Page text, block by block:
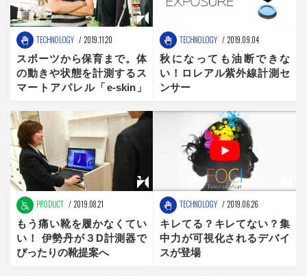
TECHNOLOGY 2019.11.20
スポーツから保育まで。体
の動きや状態を計測するス
マートアパレル「e-skin」
TECHNOLOGY 2019.09.04
秋になっても油断できな
い！ロレアル紫外線計測セ
ンサー
PRODUCT 2019.08.21
もう痛い靴を履かなくてい
い！ 伊勢丹が３D計測器で
ぴったりの靴提案へ
TECHNOLOGY 2019.06.26
キレてる？キレてない？集
中力が可視化されるデバイ
スが登場